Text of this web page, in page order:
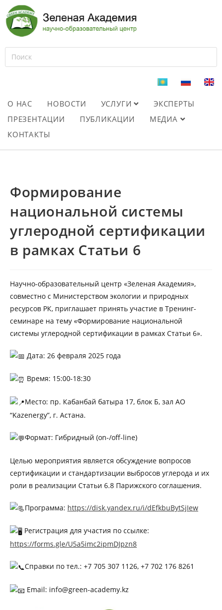
О НАС НОВОСТИ УСЛУГИ
ЭКСПЕРТЫ
ПРЕЗЕНТАЦИИ
ПУБЛИКАЦИИ
МЕДИА
КОНТАКТЫ
Формирование
национальной системы
углеродной сертификации
в рамках Статьи 6
Научно-образовательный центр «Зеленая Академия»,
совместно с Министерством экологии и природных
ресурсов РК, приглашает принять участие в Тренинг-
семинаре на тему «Формирование национальной
системы углеродной сертификации в рамках Статьи 6».
Дата: 26 февраля 2025 года
Время: 15:00-18:30
Место: пр. Кабанбай батыра 17, блок Б, зал АО
“Kazenergy”, г. Астана.
Формат: Гибридный (on-/off-line)
Целью мероприятия является обсуждение вопросов
сертификации и стандартизации выбросов углерода и их
роли в реализации Статьи 6.8 Парижского соглашения.
Программа: https://disk.yandex.ru/i/dEfkbuBytSjIew
Регистрация для участия по ссылке:
https://forms.gle/U5a5imc2ipmDJpzn8
Справки по тел.: +7 705 307 1126, +7 702 176 8261
Email: info@green-academy.kz